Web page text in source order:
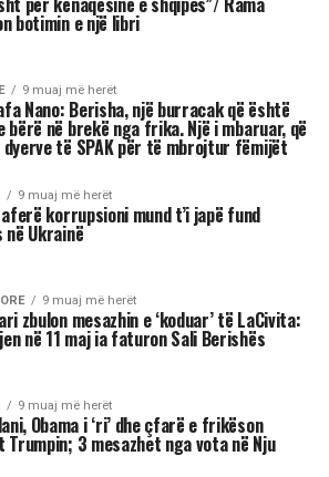
tre shenjat e zodiakut që
xheloze:
e tij emocional, akrepi
në heshtje. Kur ndjen se është
mbajë mëri dhe të tërhiqet
të madhe për vëmendje dhe
nevoja nuk plotësohen,
mund të bëhet e fortë. Ata
ata që i sfidojnë në
sidomos në rolin udhëheqës.
Luanët të ushtrojnë më